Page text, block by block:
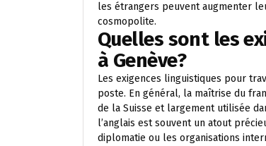
les étrangers peuvent augmenter
cosmopolite.
Quelles sont les
à Genève?
Les exigences linguistiques pour
poste. En général, la maîtrise du
de la Suisse et largement utilisée
l’anglais est souvent un atout
diplomatie ou les organisations